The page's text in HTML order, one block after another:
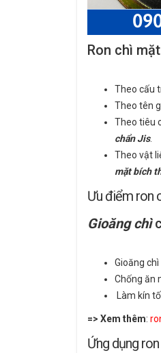
Ron chì
Theo cấu
Theo tên
Theo tiêu
chẩn Jis.
Theo vật
mặt bích
Ưu điểm ron
Gioăng chì
Gioăng
Chống ăn
Làm kín
=> Xem thêm:
Ứng dụng